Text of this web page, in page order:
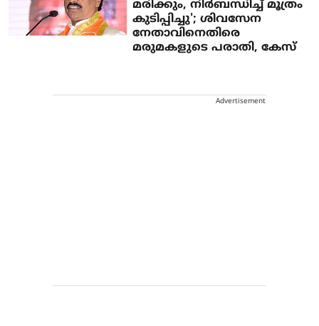
മരിക്കും, നിര്‍ബന്ധിച്ച് മൂത്രം
കുടിപ്പിച്ചു'; ശിവസേന
നേതാവിനെതിരെ
മരുമകളുടെ പരാതി, കേസ്
Advertisement